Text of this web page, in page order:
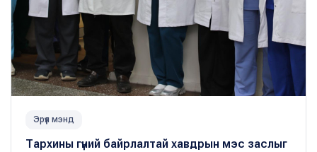
Эрүүл мэнд
Тархины гүний байрлалтай хавдрын мэс заслыг